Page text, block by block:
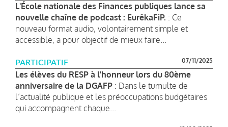
L'École nationale des Finances publiques lance sa
nouvelle chaîne de podcast : EurêkaFiP. : Ce
nouveau format audio, volontairement simple et
accessible, a pour objectif de mieux faire...
PARTICIPATIF 07/11/2025
Les élèves du RESP à l'honneur lors du 80ème
anniversaire de la DGAFP : Dans le tumulte de
l’actualité publique et les préoccupations budgétaires
qui accompagnent chaque...